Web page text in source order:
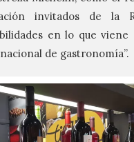
invitados de la
en lo que viene
de gastronomía”.